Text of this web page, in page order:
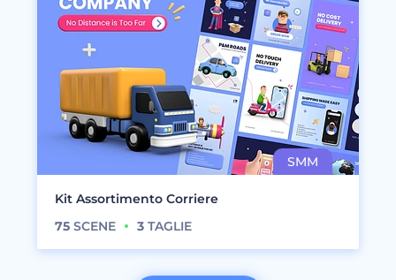
Kit Assortimento Corriere
75 SCENE 3 TAGLIE